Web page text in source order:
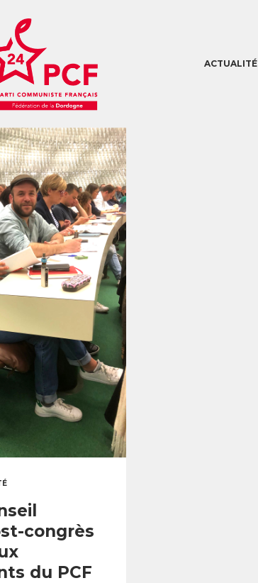
ACTUALITÉ
congrès
du PCF